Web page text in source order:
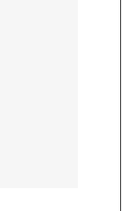
断：
ン：